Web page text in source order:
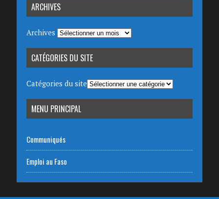
ARCHIVES
Archives
CATÉGORIES DU SITE
Catégories du site
MENU PRINCIPAL
Communiqués
Emploi au Faso